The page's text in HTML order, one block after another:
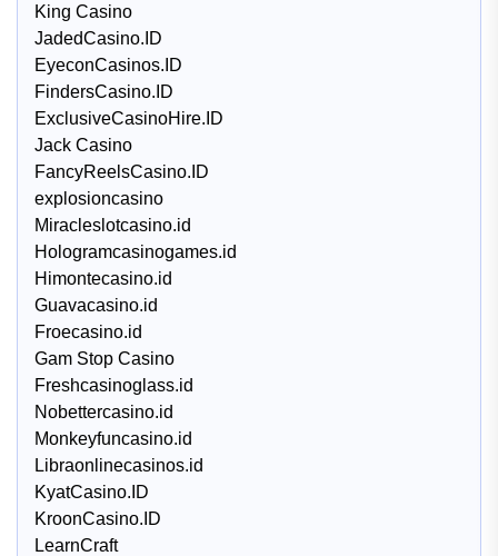
King Casino
JadedCasino.ID
EyeconCasinos.ID
FindersCasino.ID
ExclusiveCasinoHire.ID
Jack Casino
FancyReelsCasino.ID
explosioncasino
Miracleslotcasino.id
Hologramcasinogames.id
Himontecasino.id
Guavacasino.id
Froecasino.id
Gam Stop Casino
Freshcasinoglass.id
Nobettercasino.id
Monkeyfuncasino.id
Libraonlinecasinos.id
KyatCasino.ID
KroonCasino.ID
LearnCraft